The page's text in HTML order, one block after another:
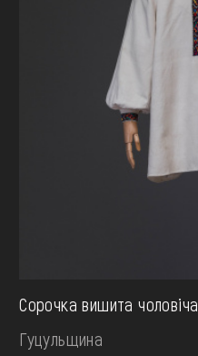
Сорочка вишита чоловіча
Гуцульщина